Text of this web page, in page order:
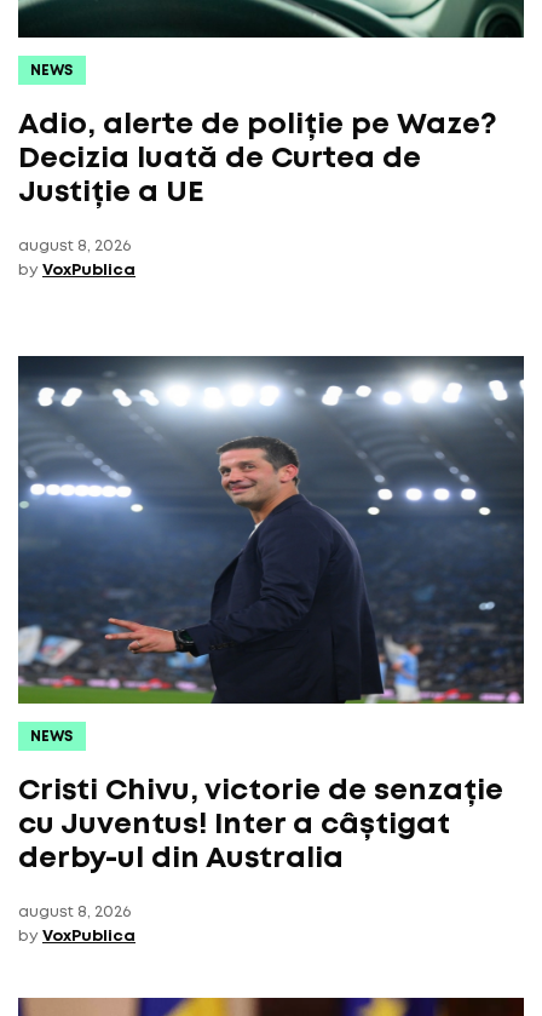
NEWS
Adio, alerte de poliție pe Waze?
Decizia luată de Curtea de
Justiție a UE
august 8, 2026
by VoxPublica
NEWS
Cristi Chivu, victorie de senzație
cu Juventus! Inter a câștigat
derby-ul din Australia
august 8, 2026
by VoxPublica